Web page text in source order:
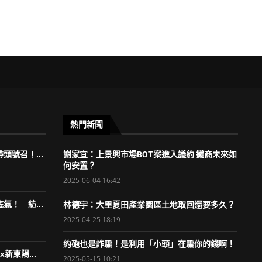
頭號召！...
氣！ 紡...
新東陽...
熱門新聞
謝家宜：上景興市場BOT案進入議約 攤商未來如
何安置？
2025-06-04 16:42
林德宇：大里夏田產業園區土地取回還要多久？
2025-04-25 18:19
約砲也是詐騙！是利用「小頭」在騙你的錢啊！
2025-05-15 10:21